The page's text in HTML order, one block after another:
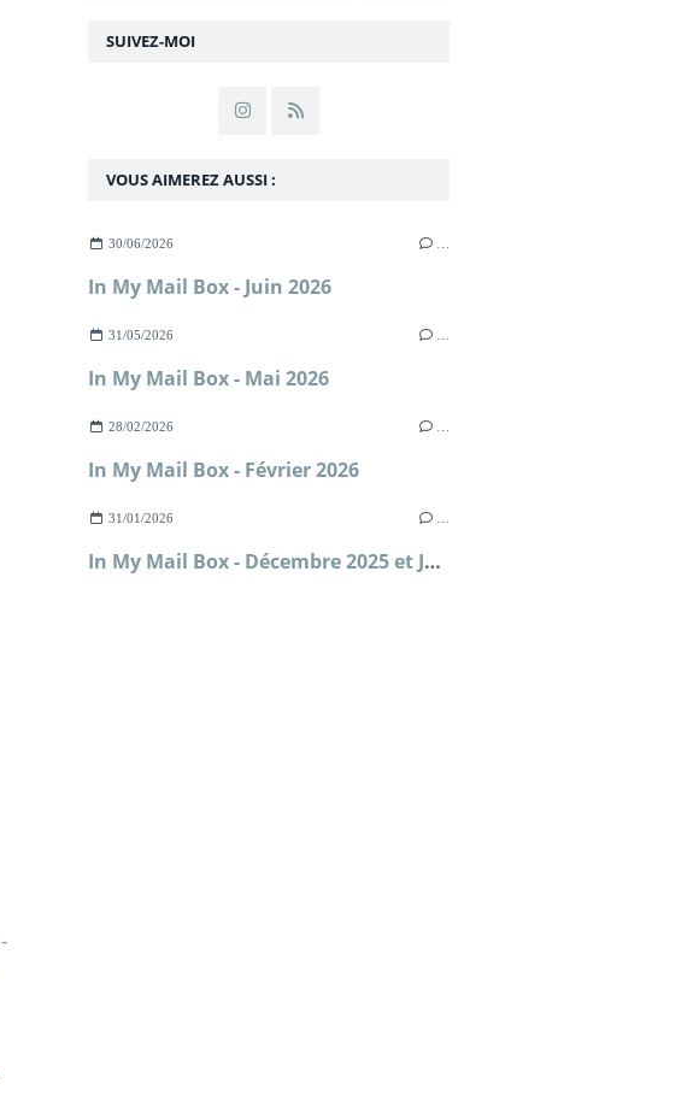
SUIVEZ-MOI
VOUS AIMEREZ AUSSI :
30/06/2026
In My Mail Box - Juin 2026
31/05/2026
In My Mail Box - Mai 2026
28/02/2026
In My Mail Box - Février 2026
31/01/2026
In My Mail Box - Décembre 2025 et Janvier 2026